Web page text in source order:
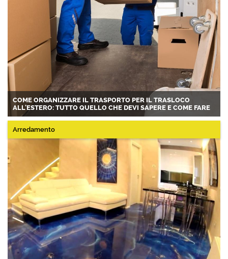
COME ORGANIZZARE IL TRASPORTO PER IL TRASLOCO
ALL'ESTERO: TUTTO QUELLO CHE DEVI SAPERE E COME FARE
Arredamento